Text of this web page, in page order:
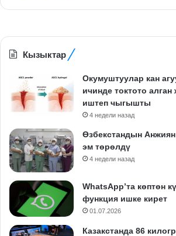
Кызыктар
Окумуштуулар кан
ичинде токтото
иштеп чыгышты
4 недели назад
Өзбекстандын
эм төрөлдү
4 недели назад
WhatsApp’та көптөн
функция ишке кирет
01.07.2026
Казакстанда 86